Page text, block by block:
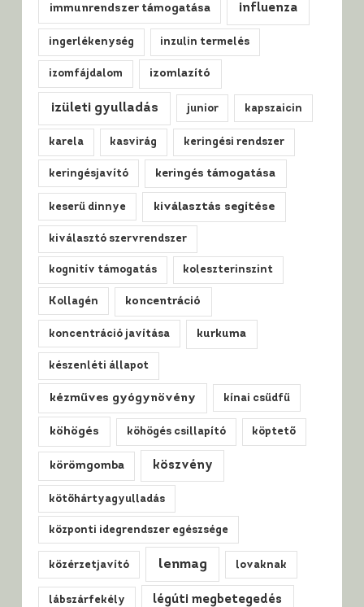
immunrendszer támogatása influenza
ingerlékenység inzulin termelés
izomfájdalom izomlazító
izületi gyulladás junior kapszaicin
karela kasvirág keringési rendszer
keringésjavító keringés támogatása
keserű dinnye kiválasztás segítése
kiválasztó szervrendszer
kognitív támogatás koleszterinszint
Kollagén koncentráció
koncentráció javítása kurkuma
készenléti állapot
kézműves gyógynövény kínai csűdfű
köhögés köhögés csillapító köptető
körömgomba köszvény
kötőhártyagyulladás
központi idegrendszer egészsége
közérzetjavító lenmag lovaknak
lábszárfekély légúti megbetegedés